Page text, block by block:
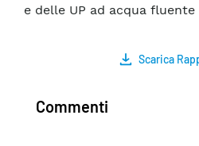
e delle UP ad acqua fluente
Scarica
Commenti